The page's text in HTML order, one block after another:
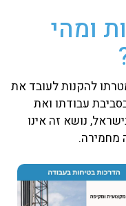
ומהי
להקנות לעובד את
עבודתו ואת
נושא זה אינו
מחמירה.